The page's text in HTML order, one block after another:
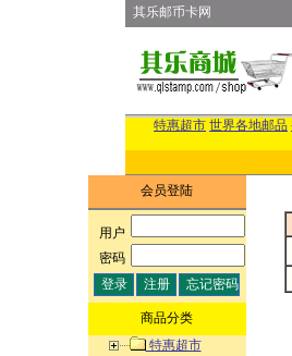
其乐邮币卡网
特惠超市 世界各地邮品
会员登陆
用户:
密码:
商品分类
特惠超市